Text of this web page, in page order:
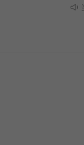
当